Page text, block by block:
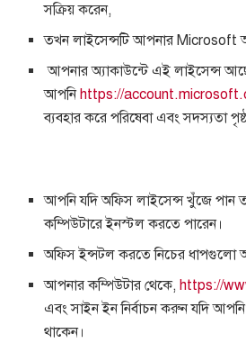
সক্রিয় করেন,
তখন লাইসেন্সটি আপনার Microsoft
আপনার অ্যাকাউন্টে এই লাইসেন্স
আপনিhttps://
ব্যবহার করে পরিষেবা এবং সদস্যতা
আপনি যদি অফিস লাইসেন্স খুঁজে পান
কম্পিউটারে ইনস্টল করতে পারেন।
অফিস ইন্সটল করতে নিচের
আপনার কম্পিউটার থেকে, https://
এবং সাইন ইন নির্বাচন করুন যদি
থাকেন।